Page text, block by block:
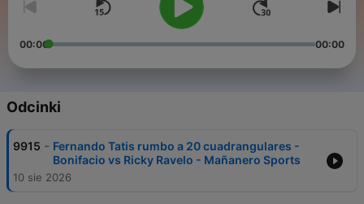
00:00 00:00
Odcinki
9915 - Fernando Tatis rumbo a 20 cuadrangulares -
Bonifacio vs Ricky Ravelo - Mañanero Sports
10 sie 2026